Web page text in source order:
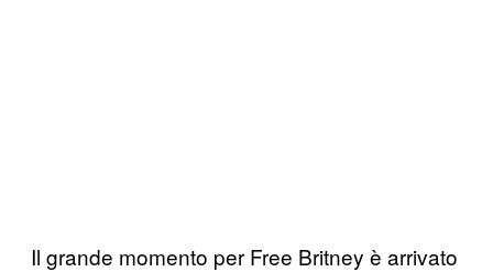
Il grande momento per Free Britney è arrivato